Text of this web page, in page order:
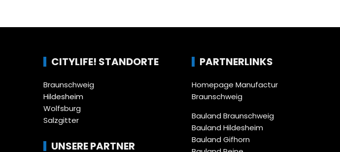
CITYLIFE! STANDORTE
Braunschweig
Hildesheim
Wolfsburg
Salzgitter
UNSERE PARTNER
PARTNERLINKS
Homepage Manufactur
Braunschweig
Bauland Braunschweig
Bauland Hildesheim
Bauland Gifhorn